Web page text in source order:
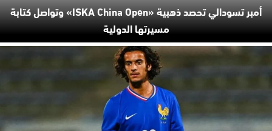
أمبر تسودالي تحصد ذهبية «ISKA China Open» وتواصل كتابة
مسيرتها الدولية